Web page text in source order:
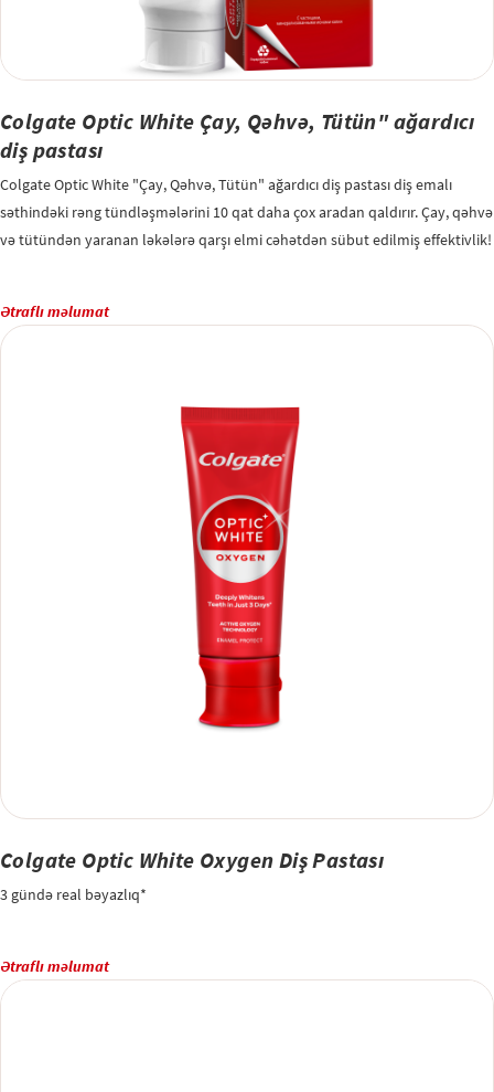
Colgate Optic White Çay, Qəhvə, Tütün" ağardıcı
diş pastası
Colgate Optic White "Çay, Qəhvə, Tütün" ağardıcı diş pastası diş emalı
səthindəki rəng tündləşmələrini 10 qat daha çox aradan qaldırır. Çay, qəhvə
və tütündən yaranan ləkələrə qarşı elmi cəhətdən sübut edilmiş effektivlik!
Ətraflı məlumat
Colgate Optic White Oxygen Diş Pastası
3 gündə real bəyazlıq*
Ətraflı məlumat